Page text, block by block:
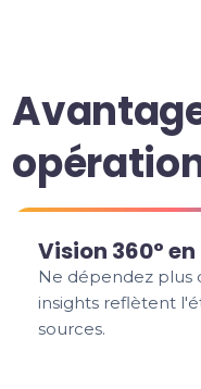
Vision 360°
Ne dépendez plus
insights reflètent
sources.